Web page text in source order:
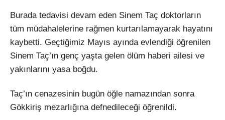
Burada tedavisi devam eden Sinem Taç doktorların
tüm müdahalelerine rağmen kurtarılamayarak hayatını
kaybetti. Geçtiğimiz Mayıs ayında evlendiği öğrenilen
Sinem Taç’ın genç yaşta gelen ölüm haberi ailesi ve
yakınlarını yasa boğdu.
Taç’ın cenazesinin bugün öğle namazından sonra
Gökkiriş mezarlığına defnedileceği öğrenildi.